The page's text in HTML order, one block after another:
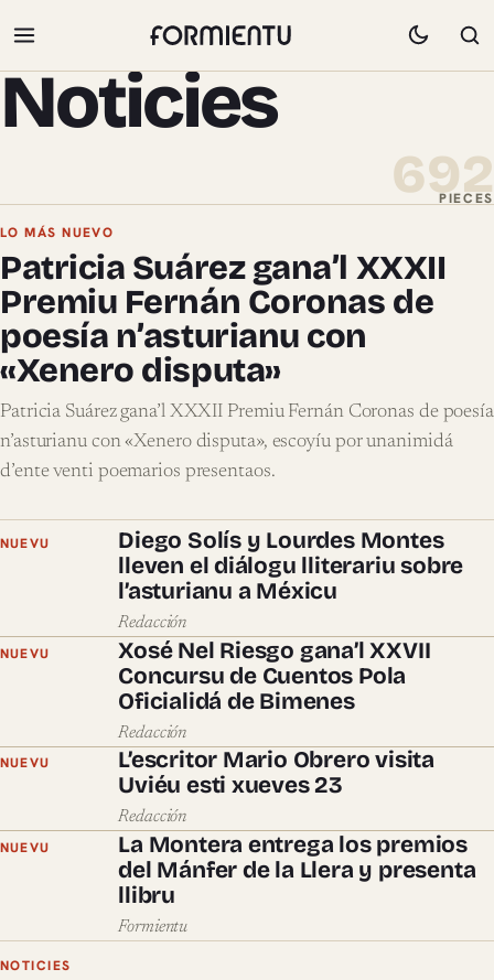
Noticies
692
PIECES
Pieces de Noticies
LO MÁS NUEVO
Patricia Suárez gana’l XXXII
Premiu Fernán Coronas de
poesía n’asturianu con
«Xenero disputa»
Patricia Suárez gana’l XXXII Premiu Fernán Coronas de poesía
n’asturianu con «Xenero disputa», escoyíu por unanimidá
d’ente venti poemarios presentaos.
NUEVU
Diego Solís y Lourdes Montes
lleven el diálogu lliterariu sobre
l’asturianu a Méxicu
Redacción
NUEVU
Xosé Nel Riesgo gana’l XXVII
Concursu de Cuentos Pola
Oficialidá de Bimenes
Redacción
NUEVU
L’escritor Mario Obrero visita
Uviéu esti xueves 23
Redacción
NUEVU
La Montera entrega los premios
del Mánfer de la Llera y presenta
llibru
Formientu
NOTICIES